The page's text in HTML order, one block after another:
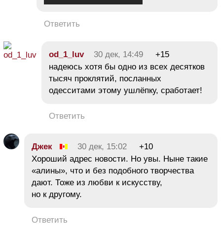
Ответить
od_1_luv 30 дек, 14:49
+15
надеюсь хотя бы одно из всех десятков
тысяч проклятий, посланных
одесситами этому ушлёпку, сработает!
Ответить
Джек 30 дек, 15:02
+10
Хороший адрес новости. Но увы. Ныне такие
«алины», что и без подобного творчества
дают. Тоже из любви к искусству,
но к другому.
Ответить